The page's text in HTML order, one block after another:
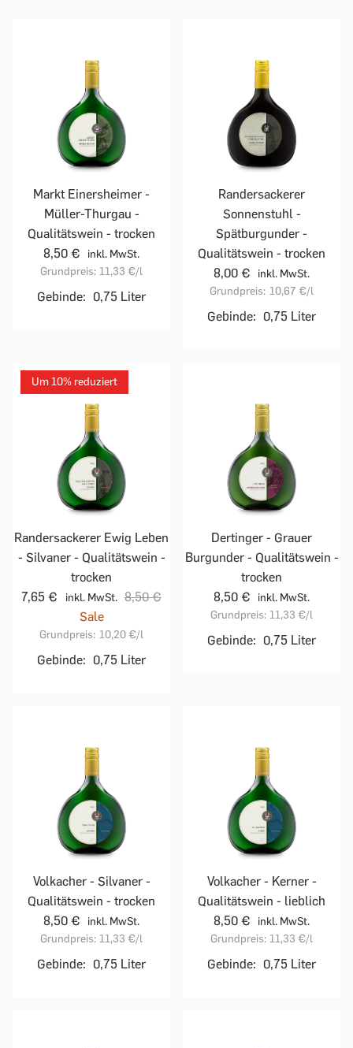
Markt Einersheimer -
Müller-Thurgau -
Qualitätswein - trocken
8,50 €
inkl. MwSt.
Grundpreis: 11,33 €/l
Gebinde: 0,75 Liter
Randersackerer
Sonnenstuhl -
Spätburgunder -
Qualitätswein - trocken
8,00 €
inkl. MwSt.
Grundpreis: 10,67 €/l
Gebinde: 0,75 Liter
Um 10% reduziert
Randersackerer Ewig Leben
- Silvaner - Qualitätswein -
trocken
7,65 €
inkl. MwSt. 8,50 €
Sale
Grundpreis: 10,20 €/l
Gebinde: 0,75 Liter
Dertinger - Grauer
Burgunder - Qualitätswein -
trocken
8,50 €
inkl. MwSt.
Grundpreis: 11,33 €/l
Gebinde: 0,75 Liter
Volkacher - Silvaner -
Qualitätswein - trocken
8,50 €
inkl. MwSt.
Grundpreis: 11,33 €/l
Gebinde: 0,75 Liter
Volkacher - Kerner -
Qualitätswein - lieblich
8,50 €
inkl. MwSt.
Grundpreis: 11,33 €/l
Gebinde: 0,75 Liter